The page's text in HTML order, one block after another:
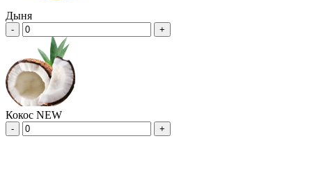
Дыня
- +
Кокос NEW
- +